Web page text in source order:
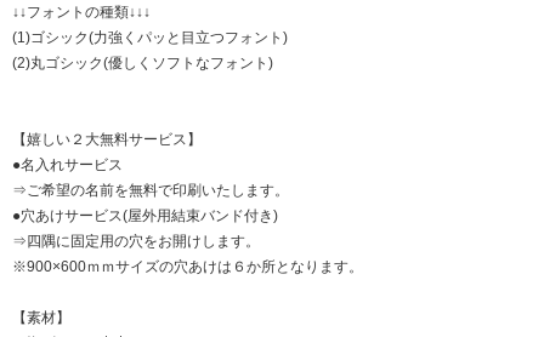
↓↓フォントの種類↓↓↓
(1)ゴシック(力強くパッと目立つフォント)
(2)丸ゴシック(優しくソフトなフォント)
【嬉しい２大無料サービス】
●名入れサービス
⇒ご希望の名前を無料で印刷いたします。
●穴あけサービス(屋外用結束バンド付き)
⇒四隅に固定用の穴をお開けします。
※900×600ｍｍサイズの穴あけは６か所となります。
【素材】